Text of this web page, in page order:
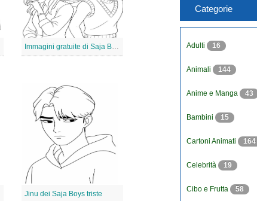
Immagini gratuite di Saja Boys
Jinu dei Saja Boys triste
Categorie
Adulti 16
Animali 144
Anime e Manga 43
Bambini 15
Cartoni Animati 164
Celebrità 19
Cibo e Frutta 58